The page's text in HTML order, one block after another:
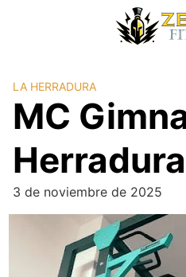
LA HERRADURA
MC
Herradura
3 de noviembre de 2025